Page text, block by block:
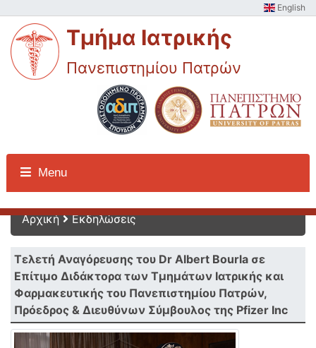
English
Τμήμα Ιατρικής
Πανεπιστημίου Πατρών
Menu
Εκδηλώσεις
Αρχική Εκδηλώσεις
Τελετή Αναγόρευσης του Dr Albert Bourla σε
Επίτιμο Διδάκτορα των Τμημάτων Ιατρικής και
Φαρμακευτικής του Πανεπιστημίου Πατρών,
Πρόεδρος & Διευθύνων Σύμβουλος της Pfizer Inc